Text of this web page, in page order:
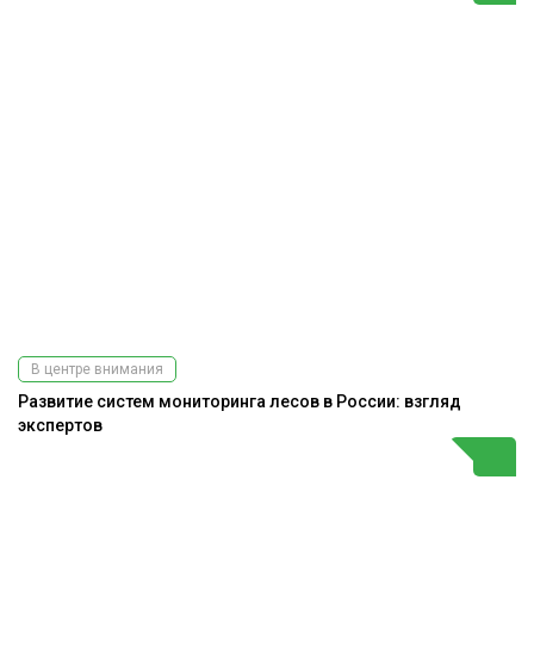
В центре внимания
Развитие систем мониторинга лесов в России: взгляд
экспертов